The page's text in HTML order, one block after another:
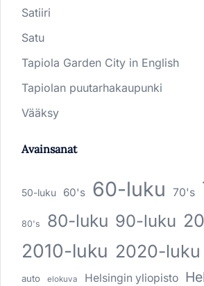
Satiiri
Satu
Tapiola Garden City in English
Tapiolan puutarhakaupunki
Vääksy
Avainsanat
50-luku 60's 60-luku 70's
80's 80-luku 90-luku
2010-luku 2020-luku
auto elokuva Helsingin yliopisto